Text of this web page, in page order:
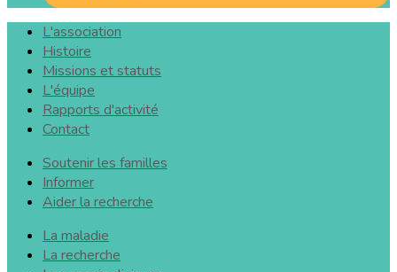
L'association
Histoire
Missions et statuts
L'équipe
Rapports d'activité
Contact
Soutenir les familles
Informer
Aider la recherche
La maladie
La recherche